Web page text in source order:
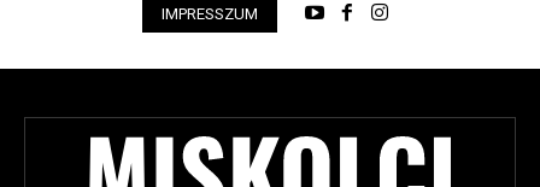
IMPRESSZUM